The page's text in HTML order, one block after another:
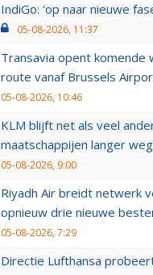
IndiGo: 'op naar nieuwe
05-08-2026, 11:37
Transavia opent komende
route vanaf Brussels
05-08-2026, 10:46
KLM blijft net als veel
maatschappijen langer
05-08-2026, 9:00
Riyadh Air breidt netwerk
opnieuw drie nieuwe
05-08-2026, 7:29
Directie Lufthansa